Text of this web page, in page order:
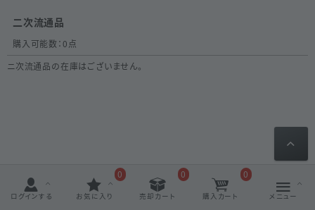
二次流通品
購入可能数：0点
ニ次流通品の在庫はございません。
ログインする お気に入り
0
売却カート
0
購入カート
0
メニュー